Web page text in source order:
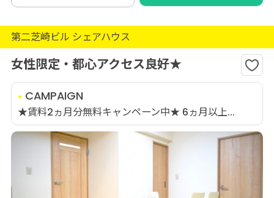
第二芝崎ビル シェアハウス
女性限定・都心アクセス良好★
CAMPAIGN
★賃料2ヵ月分無料キャンペーン中★ 6ヵ月以上...